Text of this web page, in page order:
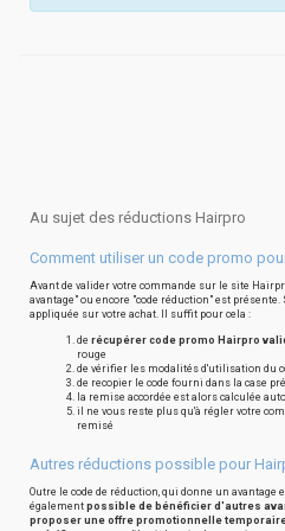
Au sujet des réductions Hairpro
Comment utiliser un code promo
Avant de valider votre commande sur le site
avantage" ou encore "code réduction" est
appliquée sur votre achat. Il suffit pour cela :
de récupérer code promo Hairpro
rouge
de vérifier les modalités d'utilisation du
de recopier le code fourni dans la case
la remise accordée est alors calculée
il ne vous reste plus qu'à régler votre
remisé
Autres réductions possible pour
Outre le code de réduction, qui donne un avantage
également possible de bénéficier d'autres
proposer une offre promotionnelle